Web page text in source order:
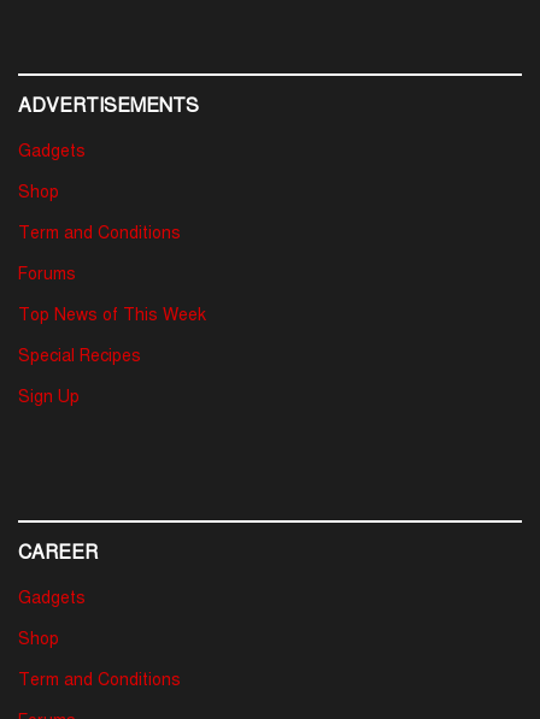
ADVERTISEMENTS
Gadgets
Shop
Term and Conditions
Forums
Top News of This Week
Special Recipes
Sign Up
CAREER
Gadgets
Shop
Term and Conditions